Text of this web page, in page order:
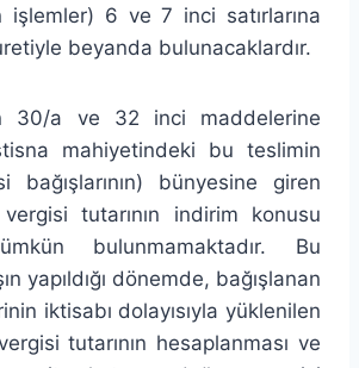
işlemler) 6 ve 7 inci satırlarına
beyanda bulunacaklardır.
30/a ve 32 inci maddelerine
mahiyetindeki bu teslimin
bağışlarının) bünyesine giren
tutarının indirim konusu
bulunmamaktadır. Bu
yapıldığı dönemde, bağışlanan
iktisabı dolayısıyla yüklenilen
tutarının hesaplanması ve